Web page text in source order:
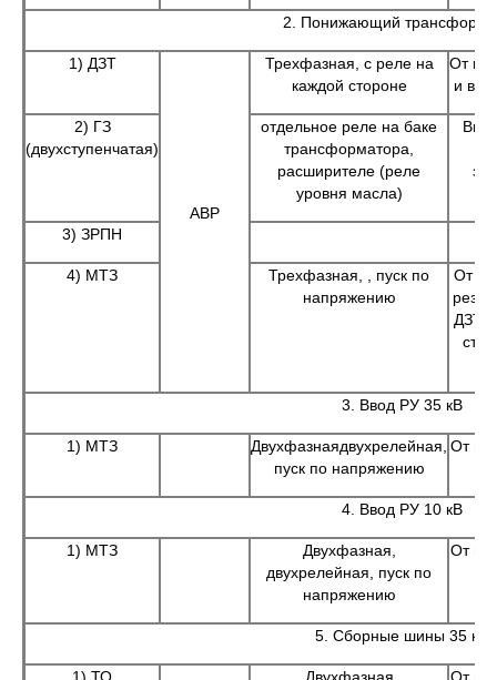
2. Понижающий
1) ДЗТ
АВР
Трехфазная, с реле на
каждой стороне
От к.з
и
2) ГЗ
(двухступенчатая)
отдельное реле на баке
трансформатора,
расширителе (реле
уровня масла)
3) ЗРПН
4) МТЗ
Трехфазная, , пуск по
напряжению
От
ДЗТ,
3. Ввод РУ 35 кВ
1) МТЗ
Двухфазнаядвухрелейная,
пуск по напряжению
От
4. Ввод РУ 10 кВ
1) МТЗ
Двухфазная,
двухрелейная, пуск по
напряжению
От
5. Сборные шины 35 кВ